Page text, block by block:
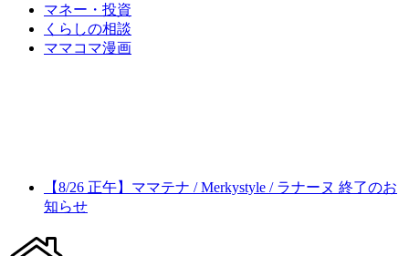
マネー・投資
くらしの相談
ママコマ漫画
【8/26 正午】ママテナ / Merkystyle / ラナーヌ 終了のお
知らせ